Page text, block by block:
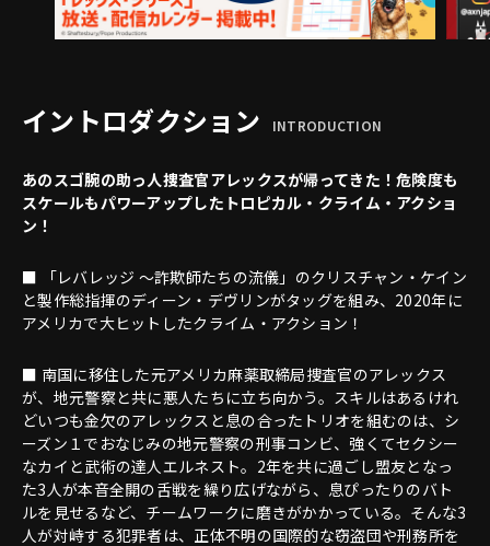
イントロダクション INTRODUCTION
あのスゴ腕の助っ人捜査官アレックスが帰ってきた！危険度も
スケールもパワーアップしたトロピカル・クライム・アクショ
ン！
■ 「レバレッジ ～詐欺師たちの流儀」のクリスチャン・ケイン
と製作総指揮のディーン・デヴリンがタッグを組み、2020年に
アメリカで大ヒットしたクライム・アクション！
■ 南国に移住した元アメリカ麻薬取締局捜査官のアレックス
が、地元警察と共に悪人たちに立ち向かう。スキルはあるけれ
どいつも金欠のアレックスと息の合ったトリオを組むのは、シ
ーズン１でおなじみの地元警察の刑事コンビ、強くてセクシー
なカイと武術の達人エルネスト。2年を共に過ごし盟友となっ
た3人が本音全開の舌戦を繰り広げながら、息ぴったりのバト
ルを見せるなど、チームワークに磨きがかかっている。そんな3
人が対峙する犯罪者は、正体不明の国際的な窃盗団や刑務所を